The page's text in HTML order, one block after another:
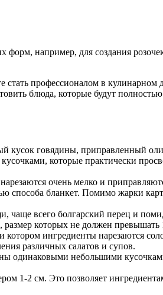
форм, например, для создания
профессионалом в кулинарном
блюда, которые будут полностью
кусок говядины, приправленный
которые практически
очень мелко и
способа бланкет. Помимо жарки
чаще всего болгарский перец и
размер которых не должен превышать
котором ингредиенты нарезаются
различных салатов и супов.
одинаковыми небольшими
1-2 см. Это позволяет